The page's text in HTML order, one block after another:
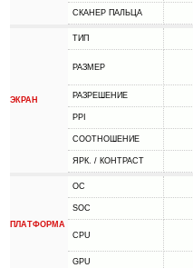
СКАНЕР ПАЛЬЦА
ЭКРАН
ТИП
РАЗМЕР
РАЗРЕШЕНИЕ
PPI
СООТНОШЕНИЕ
ЯРК. / КОНТРАСТ
ПЛАТФОРМА
ОС
SOC
CPU
GPU